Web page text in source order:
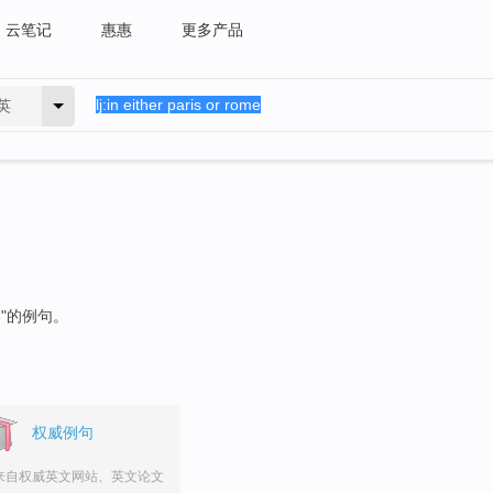
云笔记 惠惠 更多产品
"的例句。
权威例句
自权威英文网站、英文论文